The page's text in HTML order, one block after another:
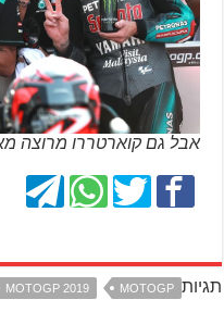
אבל גם קוארטררו מרוצה
תגיות MOTOGP
MOTOGP 2019